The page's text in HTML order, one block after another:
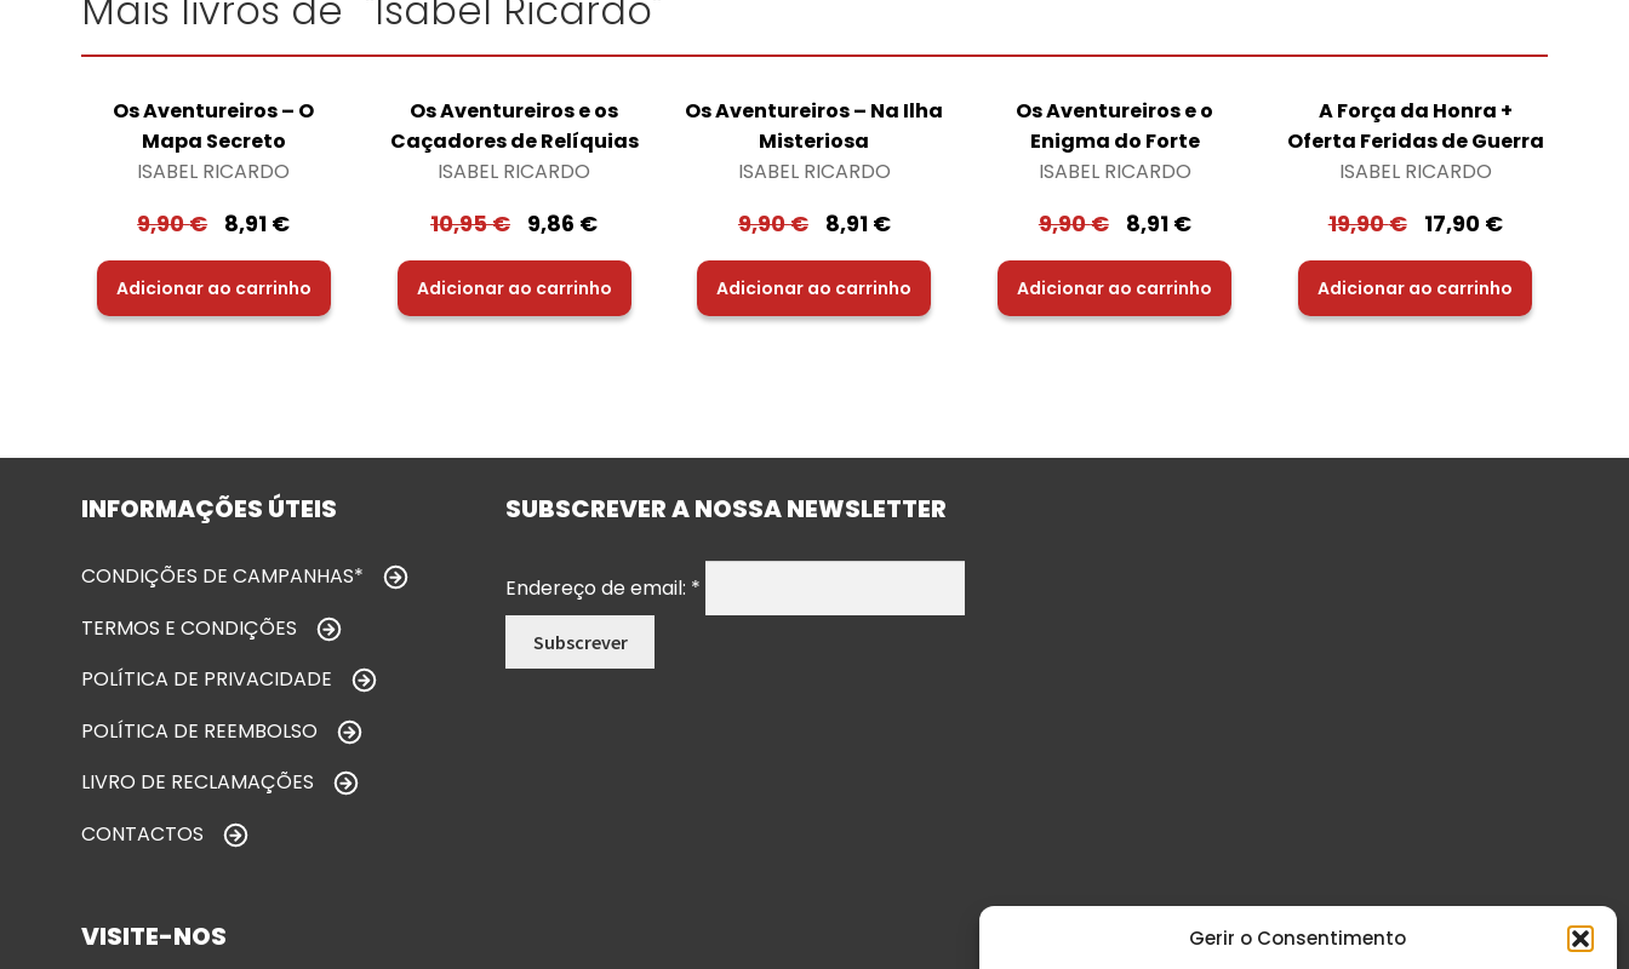
Gerir o Consentimento
Os Aventureiros – O
Mapa Secreto
ISABEL RICARDO
9,90€ 8,91 €
Adicionar ao carrinho
Os Aventureiros e os
Caçadores de Relíquias
ISABEL RICARDO
10,95€ 9,86 €
Adicionar ao carrinho
Os Aventureiros – Na Ilha
Misteriosa
ISABEL RICARDO
9,90€ 8,91 €
Adicionar ao carrinho
Os Aventureiros e o
Enigma do Forte
ISABEL RICARDO
9,90€ 8,91 €
Adicionar ao carrinho
A Força da Honra +
Oferta Feridas de Guerra
ISABEL RICARDO
19,90€ 17,90 €
Adicionar ao carrinho
INFORMAÇÕES ÚTEIS
CONDIÇÕES DE CAMPANHAS*
TERMOS E CONDIÇÕES
POLÍTICA DE PRIVACIDADE
POLÍTICA DE REEMBOLSO
LIVRO DE RECLAMAÇÕES
CONTACTOS
SUBSCREVER A NOSSA NEWSLETTER
Endereço de email: *
VISITE-NOS